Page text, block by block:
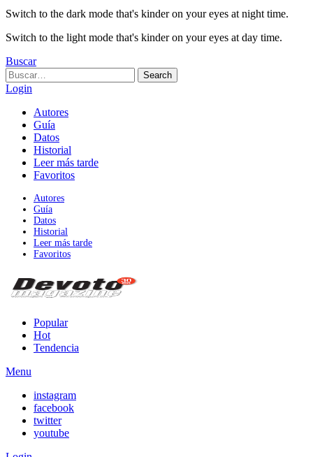
Switch to the dark mode that's kinder on your eyes at night time.
Switch to the light mode that's kinder on your eyes at day time.
Buscar
Search
for:
Search
Login
Autores
Guía
Datos
Historial
Leer más tarde
Favoritos
Autores
Guía
Datos
Historial
Leer más tarde
Favoritos
Popular
Hot
Tendencia
Menu
instagram
facebook
twitter
youtube